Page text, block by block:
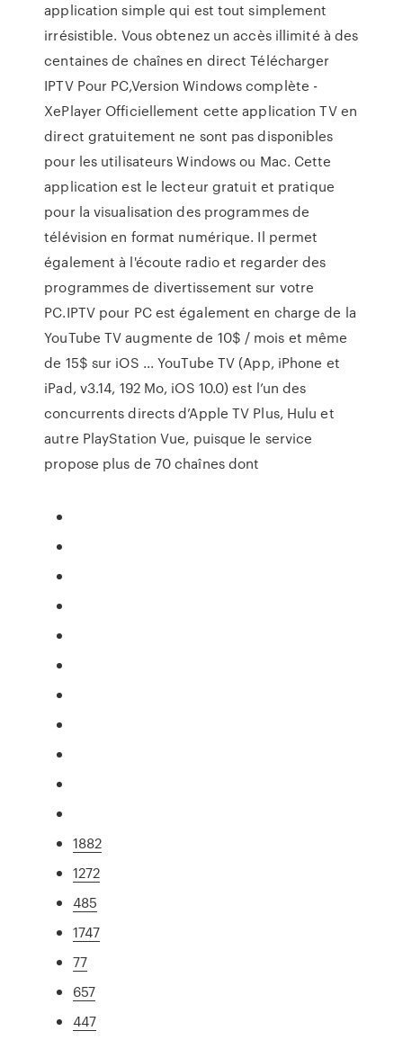
application simple qui est tout simplement
irrésistible. Vous obtenez un accès illimité à des
centaines de chaînes en direct Télécharger
IPTV Pour PC,Version Windows complète -
XePlayer Officiellement cette application TV en
direct gratuitement ne sont pas disponibles
pour les utilisateurs Windows ou Mac. Cette
application est le lecteur gratuit et pratique
pour la visualisation des programmes de
télévision en format numérique. Il permet
également à l'écoute radio et regarder des
programmes de divertissement sur votre
PC.IPTV pour PC est également en charge de la
YouTube TV augmente de 10$ / mois et même
de 15$ sur iOS ... YouTube TV (App, iPhone et
iPad, v3.14, 192 Mo, iOS 10.0) est l’un des
concurrents directs d’Apple TV Plus, Hulu et
autre PlayStation Vue, puisque le service
propose plus de 70 chaînes dont
1882
1272
485
1747
77
657
447